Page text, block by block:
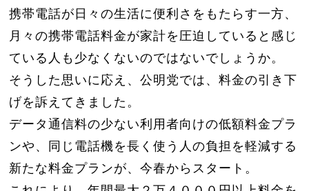
携帯電話が日々の生活に便利さをもたらす一方、
月々の携帯電話料金が家計を圧迫していると感じ
ている人も少なく ないのではないでしょうか。
そうした思いに応え、公明党では、料金の引き下
げを訴えてきました。
データ通信料の少ない利用者向けの低額料金プラ
ンや、
同じ電話機を長く使う人の負担を軽減する
新たな料金プランが、今春からスタート。